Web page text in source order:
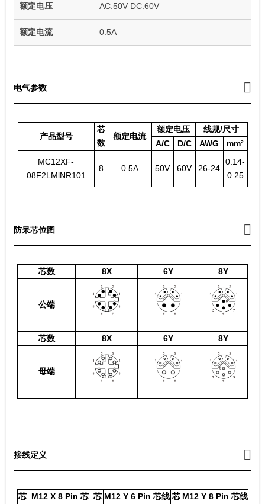
额定电压 AC:50V DC:60V
额定电流 0.5A
电气参数
产品型号
芯
数
额定电流
额定电压
线规/尺寸
A/C
D/C AWG
mm²
MC12XF-
08F2LMlNR101
8 0.5A 50V 60V 26-24
0.14-
0.25
防呆芯位图
芯数 8X 6Y 8Y
公端
芯数 8X 6Y 8Y
母端
接线定义
芯 M12 X 8 Pin 芯 芯 M12 Y 6 Pin 芯线 芯 M12 Y 8 Pin 芯线